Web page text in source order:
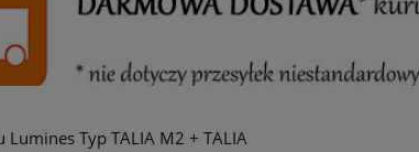
Typ TALIA M2 + TALIA